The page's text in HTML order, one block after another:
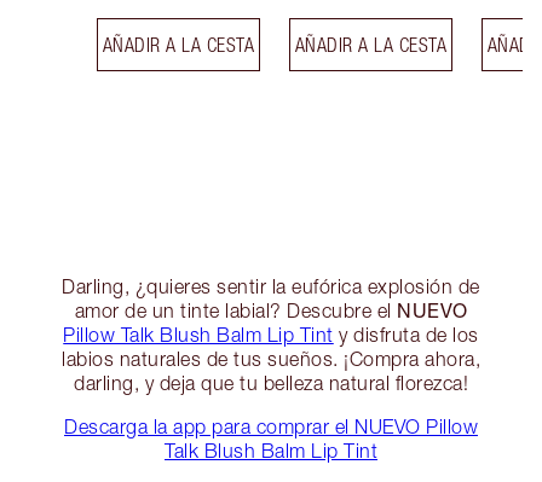
AÑADIR A LA CESTA AÑADIR A LA CESTA
Darling, ¿quieres sentir la eufórica explosión de
amor de un tinte labial? Descubre el NUEVO
Pillow Talk Blush Balm Lip Tint y disfruta de los
labios naturales de tus sueños. ¡Compra ahora,
darling, y deja que tu belleza natural florezca!
Descarga la app para comprar el NUEVO Pillow
Talk Blush Balm Lip Tint